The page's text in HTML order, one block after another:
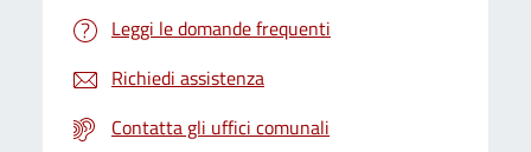
Leggi le domande frequenti
Richiedi assistenza
Contatta gli uffici comunali